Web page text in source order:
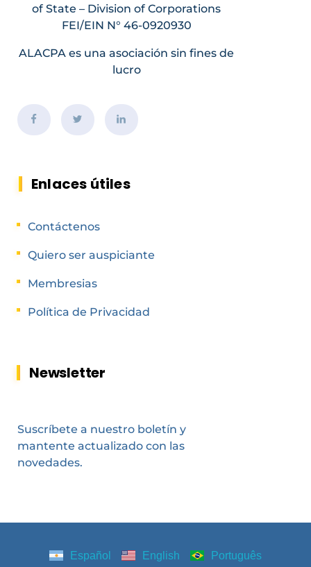
of State – Division of Corporations
FEI/EIN N° 46-0920930
ALACPA es una asociación sin fines de
lucro
Enlaces útiles
Contáctenos
Quiero ser auspiciante
Membresias
Política de Privacidad
Newsletter
Suscríbete a nuestro boletín y
mantente actualizado con las
novedades.
Español English Português